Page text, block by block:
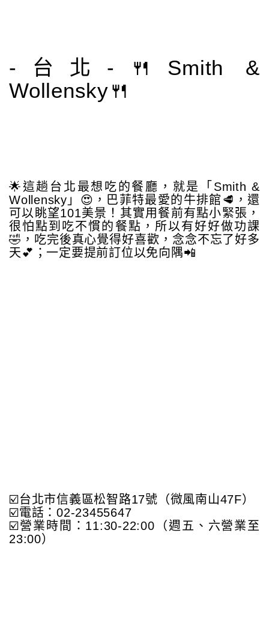
-台北-🍴Smith &
Wollensky🍴
🌟這趟台北最想吃的餐廳，就是「Smith &
Wollensky」😍，巴菲特最愛的牛排館🥩，還
可以眺望101美景！其實用餐前有點小緊張，
很怕點到吃不慣的餐點，所以有好好做功課
🤣，吃完後真心覺得好喜歡，念念不忘了好多
天💕；一定要提前訂位以免向隅📲
☑️台北市信義區松智路17號（微風南山47F）
☑️電話：02-23455647
☑️營業時間：11:30-22:00（週五、六營業至
23:00）